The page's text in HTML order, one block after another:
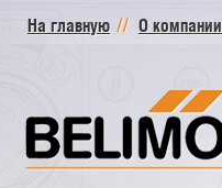
На главную О компании